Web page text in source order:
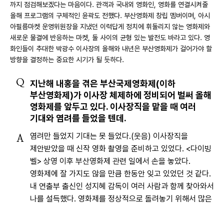
까지 점검해보겠다는 마음이다. 관객과 국내외 영화인, 영화를 연결시켜줄
올해 프로그램의 구체적인 윤곽도 전했다. 부산영화제 창립 멤버이며, 아시
아필름마켓 운영위원장을 지냈던 이력답게 정치에 휘둘리지 않는 영화제와
새로운 물결에 반응하는 마켓, 둘 사이의 균형 있는 발전도 바라고 있다. 영
화인들이 추대한 박광수 이사장의 올해와 내년은 부산영화제가 걸어가야 할
방향을 결정하는 중요한 시기가 될 듯하다.
Q 지난해 내홍을 겪은 부산국제영화제(이하
부산영화제)가 이사장 체제하에 정비되어 벌써 올해
영화제를 앞두고 있다. 이사장직을 맡을 때 여러
기대와 염려를 들었을 텐데.
A
염려만 들었지 기대는 못 들었다.(웃음) 이사장직을
제안받았을 때 신작 영화 촬영을 준비하고 있었다. <다이빙
벨> 상영 이후 부산영화제 관련 일에서 손을 놓았다.
영화제에 잘 가지도 않을 만큼 한동안 잊고 있었던 것 같다.
내 연출부 출신인 성지혜 감독이 여러 사람과 함께 찾아와서
나를 설득했다. 영화제를 정상적으로 돌려놓기 위해서 많은